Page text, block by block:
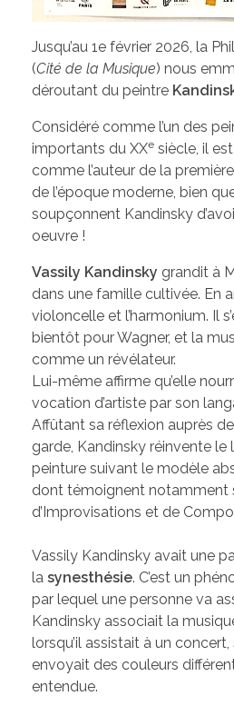
Jusqu’au 1e février 2026, la
(Cité de la Musique) nous
déroutant du peintre
Considéré comme l’un des
importants du XXe siècle, il
comme l’auteur de la
de l’époque moderne, bien
soupçonnent Kandinsky
oeuvre !
Vassily Kandinsky grandit à
dans une famille cultivée. En
violoncelle et l’harmonium. Il
bientôt pour Wagner, et la
comme un révélateur.
Lui-même affirme qu’elle
vocation d’artiste par son
Affûtant sa réflexion auprès
garde, Kandinsky réinvente le
peinture suivant le modèle
dont témoignent notamment
d’Improvisations et de
Vassily Kandinsky avait une
la synesthésie. C’est un
par lequel une personne va
Kandinsky associait la
lorsqu’il assistait à un
envoyait des couleurs
entendue.